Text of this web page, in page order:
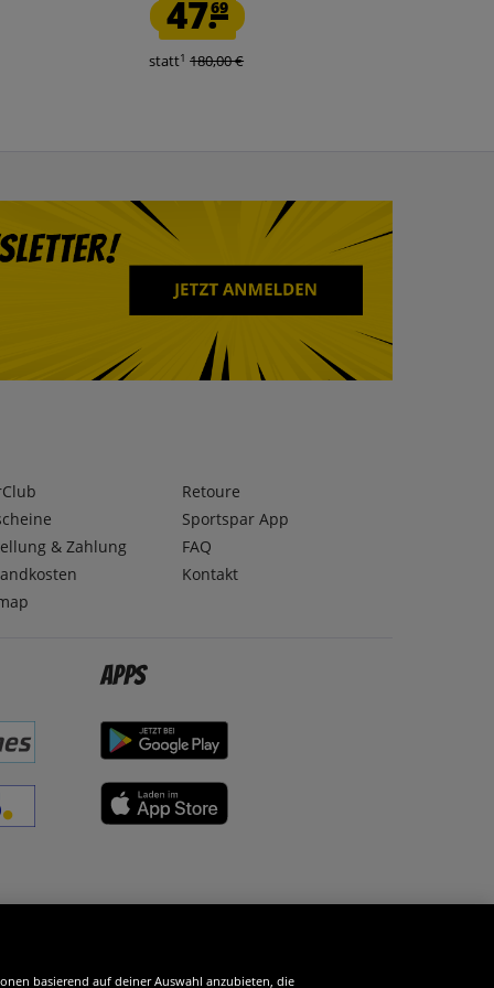
47.69
statt1 180,00 €
& Zahlung
Retoure
Sportspar App
FAQ
Kontakt
Apps
basierend auf deiner Auswahl anzubieten, die